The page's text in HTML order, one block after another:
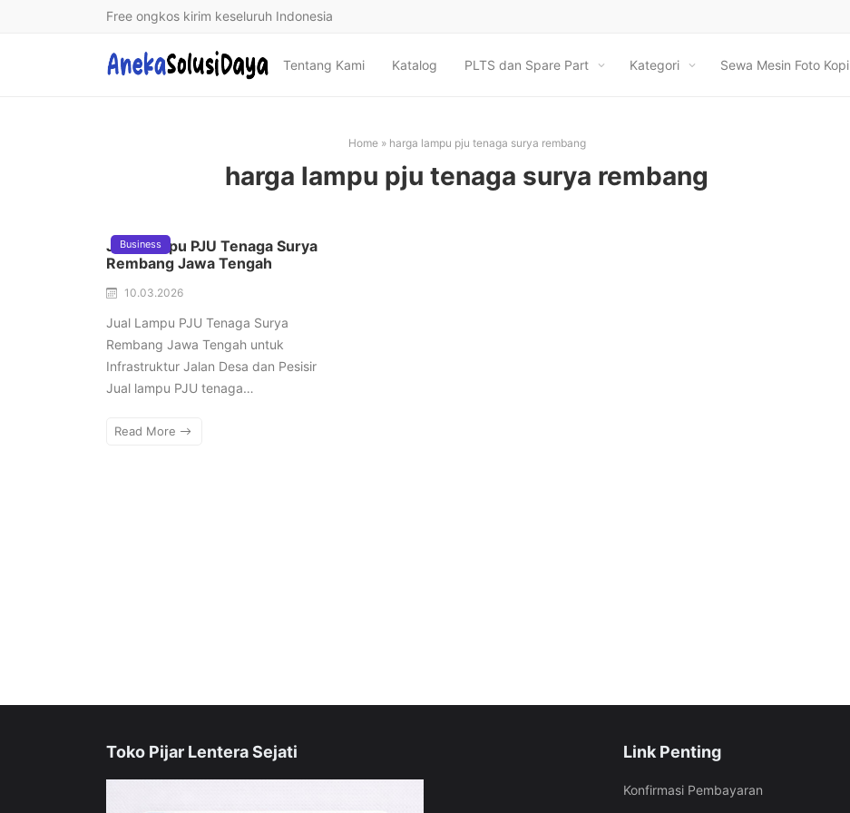
Free ongkos kirim keseluruh Indonesia
Tentang Kami Katalog PLTS dan Spare Part Kategori Sewa Mesin Foto Kopi
Home» harga lampu pju tenaga surya rembang
harga lampu pju tenaga surya rembang
Business
Jual Lampu PJU Tenaga Surya
Rembang Jawa Tengah
10.03.2026
Jual Lampu PJU Tenaga Surya
Rembang Jawa Tengah untuk
Infrastruktur Jalan Desa dan Pesisir
Jual lampu PJU tenaga…
Read More
Toko Pijar Lentera Sejati Link Penting
Konfirmasi Pembayaran